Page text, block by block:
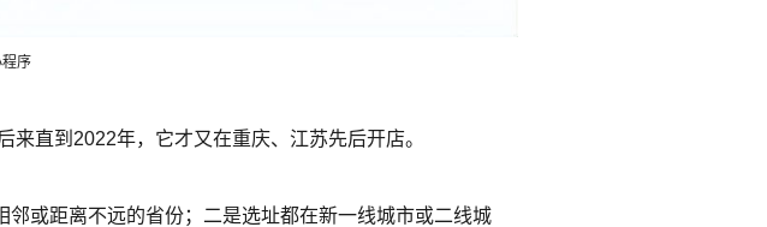
序
直到2022年，它才又在重庆、江苏先后开店。
或距离不远的省份；二是选址都在新一线城市或二线城